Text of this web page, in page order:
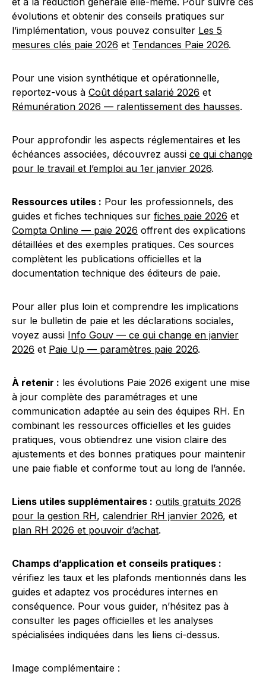
évolutions et obtenir des conseils pratiques sur
l’implémentation, vous pouvez consulter Les 5
mesures clés paie 2026 et Tendances Paie 2026.
Pour une vision synthétique et opérationnelle,
reportez-vous à Coût départ salarié 2026 et
Rémunération 2026 — ralentissement des hausses.
Pour approfondir les aspects réglementaires et les
échéances associées, découvrez aussi ce qui change
pour le travail et l’emploi au 1er janvier 2026.
Ressources utiles : Pour les professionnels, des
guides et fiches techniques sur fiches paie 2026 et
Compta Online — paie 2026 offrent des explications
détaillées et des exemples pratiques. Ces sources
complètent les publications officielles et la
documentation technique des éditeurs de paie.
Pour aller plus loin et comprendre les implications
sur le bulletin de paie et les déclarations sociales,
voyez aussi Info Gouv — ce qui change en janvier
2026 et Paie Up — paramètres paie 2026.
À retenir : les évolutions Paie 2026 exigent une mise
à jour complète des paramétrages et une
communication adaptée au sein des équipes RH. En
combinant les ressources officielles et les guides
pratiques, vous obtiendrez une vision claire des
ajustements et des bonnes pratiques pour maintenir
une paie fiable et conforme tout au long de l’année.
Liens utiles supplémentaires : outils gratuits 2026
pour la gestion RH, calendrier RH janvier 2026, et
plan RH 2026 et pouvoir d’achat.
Champs d’application et conseils pratiques :
vérifiez les taux et les plafonds mentionnés dans les
guides et adaptez vos procédures internes en
conséquence. Pour vous guider, n’hésitez pas à
consulter les pages officielles et les analyses
spécialisées indiquées dans les liens ci-dessus.
Image complémentaire :